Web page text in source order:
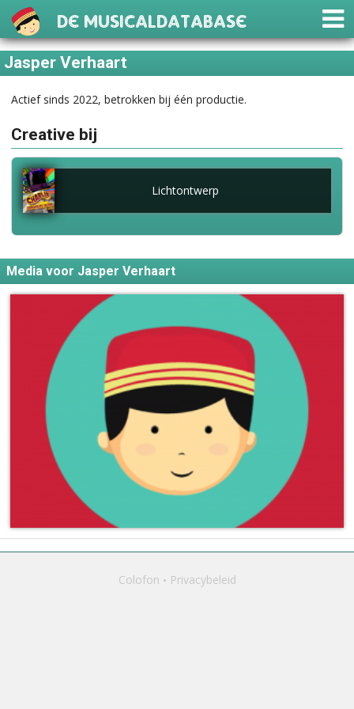
De Musicaldatabase
Jasper Verhaart
Actief sinds 2022, betrokken bij één productie.
Creative bij
Lichtontwerp
Media voor Jasper Verhaart
Colofon Privacybeleid